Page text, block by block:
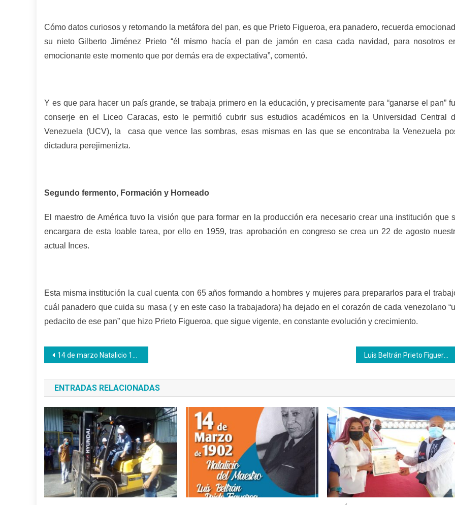
Cómo datos curiosos y retomando la metáfora del pan, es que Prieto Figueroa, era panadero, recuerda
su nieto Gilberto Jiménez Prieto “él mismo hacía el pan de jamón en casa cada navidad, para nosotros
emocionante este momento que por demás era de expectativa”, comentó.
Y es que para hacer un país grande, se trabaja primero en la educación, y precisamente para “ganarse el pan”
conserje en el Liceo Caracas, esto le permitió cubrir sus estudios académicos en la Universidad Central
Venezuela (UCV), la casa que vence las sombras, esas mismas en las que se encontraba la Venezuela
dictadura perejimenizta.
Segundo fermento, Formación y Horneado
El maestro de América tuvo la visión que para formar en la producción era necesario crear una institución que
encargara de esta loable tarea, por ello en 1959, tras aprobación en congreso se crea un 22 de agosto
actual Inces.
Esta misma institución la cual cuenta con 65 años formando a hombres y mujeres para prepararlos para el
cuál panadero que cuida su masa ( y en este caso la trabajadora) ha dejado en el corazón de cada venezolano
pedacito de ese pan” que hizo Prieto Figueroa, que sigue vigente, en constante evolución y crecimiento.
Navegación
de
entradas
14 de marzo Natalicio 123 de Luis Beltrán Prieto Figueroa
ENTRADAS RELACIONADAS